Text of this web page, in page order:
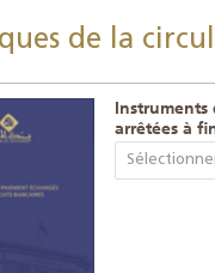
de la
Instruments
arrêtées à